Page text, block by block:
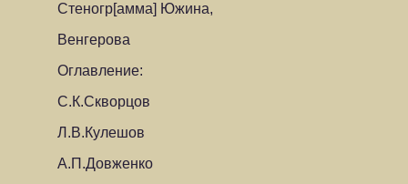
Стеногр[амма] Южина,
Венгерова
Оглавление:
С.К.Скворцов
Л.В.Кулешов
А.П.Довженко